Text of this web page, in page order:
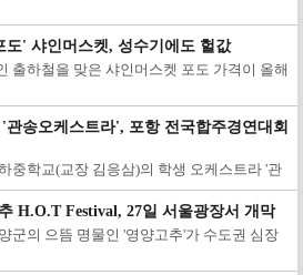
러움을 호소했다. 포항시 직원들이 10분 뒤
착해 응급조치 후 병원으로 옮겼지만 A씨는
전 11시 14분 끝내 숨졌다. 사고 당시 포항 남구
온은 전날보다 2.6도가량 낮은 30.2도로, 체
사고 직후 공공근로사업을 일제히 중단했으
대구고용노동청 포항지청은 산업재해 여부
기저질환 등 정확한 사망 원인을 조사 중이
사고에서 특히 눈에 띄는 대목은 사고 당시 기
의 옥외작업 중지 권고 기준에는 못 미쳤다는
용노동부는 올해 폭염특보 체계 개편에 맞춰
업중지 기준을 세분화했다. 체감온도 33도
주의보' 단계에서는 2시간마다 20분 이상 휴
법적 의무이며 작업시간대 조정이나 옥외작
한다. 경북도는 폭염 장기화에 따른 냉방비
기 위해 재해구호기금 8억6천600만원을 투
경로당 8천660곳에 각각 10만원씩의 냉방비
원한다고 3일 밝혔다. 현재 도내 경로당에는
낮 최고기온이 39도에 육박하고 열대야가
서 에어컨 사용 시간이 크게 늘어 추가 지원이
는 현장의 요구가 잇따랐다. 특히 포항과 경산
처음으로 폭염 최고 단계인 '폭염중대경
되는 등 경북 전역이 극심한 무더위에 시달
로당은 어르신들의 대표적인 무더위 쉼터 역
있다. 도는 이번 추가 지원을 통해 냉방기 가
운영 부담을 줄이는 한편, 무더위에 취약한
보다 안전하고 쾌적한 환경에서 여름을 보낼
기화되면서 어르신들의 건강 보호가 무엇보
도' 샤인머스켓, 성수기에도 헐값
출하철을 맞은 샤인머스켓 포도 가격이 올해
의 시름이 깊어지고 있다. 한국농수산식품유
산물유통종합정보에 따르면 지난 1일 안동
에서 거래된 샤인머스켓 특등급 2㎏ 한 상자
매가격은 9000원에 그쳤다. 최저가는 4500
어졌고, 최고가도 1만2500원 수준이었다. 4
준으로도 평균 2만5433원에 거래돼, 프리미
통하던 예전 명성과는 거리가 먼 가격대를
. 앞선 지난달 30일에도 2㎏ 특등급 평균가가
머무는 등 최근 며칠간 비슷한 약세가 이어
공통적으로 나타나고 있다. 광주서부·전주·
관송오케스트라', 포항 전국합주경연대회
중학교(교장 김응삼)의 학생 오케스트라 '관
트라'가 전국 규모 합주경연대회에서 금상을
. 청하중학교는 7월 30일부터 8월 1일까지 포
관에서 열린 '2026 포항 전국합주경연대회'에
케스트라가 중등부 금상을 받았다고 밝혔다.
터' 4악장과 요한 슈트라우스 2세의 '천둥과
H.O.T Festival, 27일 서울광장서 개막
군의 으뜸 명물인 '영양고추'가 수도권 심장
마당을 펼친다. 영양군은 오는 8월 27일부터